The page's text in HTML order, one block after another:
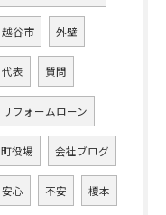
越谷市 外壁
代表 質問
リフォームローン
町役場 会社ブログ
安心 不安 榎本